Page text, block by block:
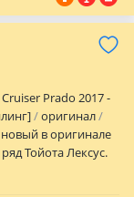
Филиалы
— всегда ближе к
и детали,
Prado 2017 -
оригинал
в оригинале
Тойота Лексус.
в